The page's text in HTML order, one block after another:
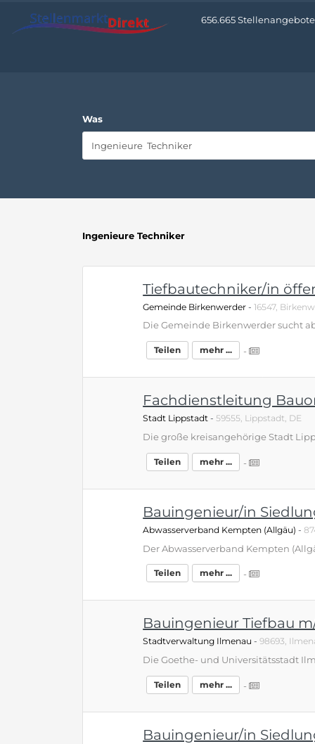
656.665 Stellenangebote
Was
Ingenieure Techniker
Tiefbautechniker/in
Gemeinde Birkenwerder-16547,
Teilen mehr ... -
Fachdienstleitung
Stadt Lippstadt- 59555, Lippstadt, DE
Teilen mehr ... -
Bauingenieur/in
Abwasserverband Kempten (Allgäu)-
Teilen mehr ... -
Bauingenieur Tiefbau
Stadtverwaltung Ilmenau-98693,
Teilen mehr ... -
Bauingenieur/in